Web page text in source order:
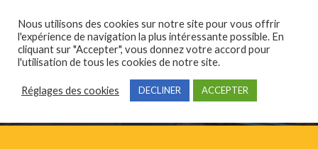
Nous utilisons des cookies sur notre site pour vous offrir
l'expérience de navigation la plus intéressante possible. En
cliquant sur "Accepter", vous donnez votre accord pour
l'utilisation de tous les cookies de notre site.
Réglages des cookies DECLINER ACCEPTER